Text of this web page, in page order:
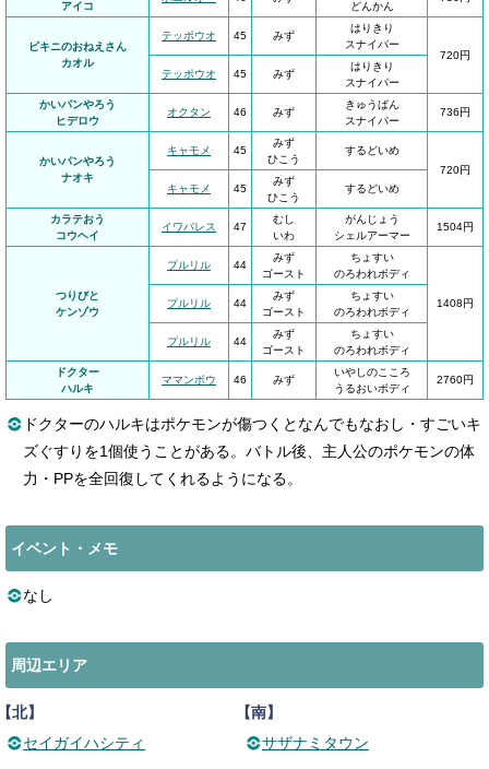
アイコ どんかん
ビキニのおねえさん
カオル
テッポウオ 45 みず
はりきり
スナイパー
720円
テッポウオ
45 みず
はりきり
スナイパー
かいパンやろう
ヒデロウ
オクタン 46 みず
きゅうばん
スナイパー
736円
かいパンやろう
ナオキ
キャモメ 45
みず
ひこう
するどいめ
720円
キャモメ
45
みず
ひこう
するどいめ
カラテおう
コウヘイ
イワパレス 47
むし
いわ
がんじょう
シェルアーマー
1504円
つりびと
ケンゾウ
プルリル 44
みず
ゴースト
ちょすい
のろわれボディ
1408円
プルリル 44
みず
ゴースト
ちょすい
のろわれボディ
プルリル 44
みず
ゴースト
ちょすい
のろわれボディ
ドクター
ハルキ
ママンボウ 46 みず
いやしのこころ
うるおいボディ
2760円
ドクターのハルキはポケモンが傷つくとなんでもなおし・すごいキ
ズぐすりを1個使うことがある。バトル後、主人公のポケモンの体
力・PPを全回復してくれるようになる。
イベント・メモ
なし
周辺エリア
北】
セイガイハシティ
【南】
サザナミタウン